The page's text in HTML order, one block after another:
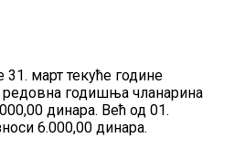
31. март текуће године
годишња чланарина
динара. Већ од 01.
6.000,00 динара.